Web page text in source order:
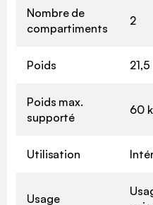
Nombre de
compartiments
2
Poids 21,5
Poids max.
supporté
60
Utilisation
Usage